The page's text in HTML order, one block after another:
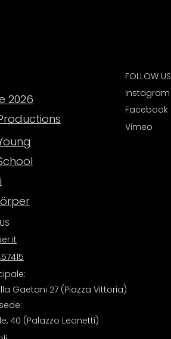
2026
FOLLOW US
Instagram
Facebook
Vimeo
Gaetani 27 (Piazza Vittoria)
40 (Palazzo Leonetti)